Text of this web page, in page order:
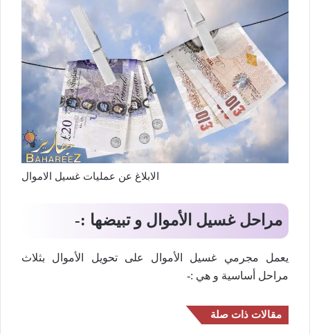
الابلاغ عن عمليات غسيل الاموال
مراحل غسيل الأموال و تبيضها :-
يعمل مجرمي غسيل الأموال على تحويل الأموال بثلاث
مراحل أساسية و هي :-
مقالات ذات صلة